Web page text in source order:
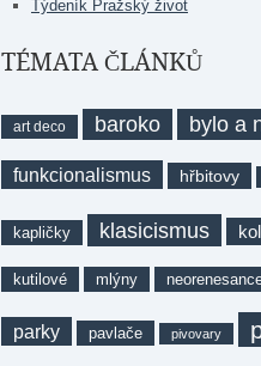
Týdeník Pražský život
TÉMATA ČLÁNKŮ
art deco baroko bylo a
funkcionalismus hřbitovy
kapličky klasicismus
kutilové mlýny
parky pavlače pivovary